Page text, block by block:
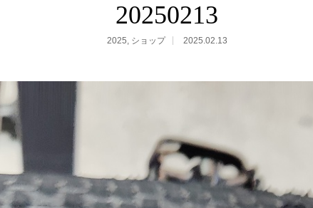
20250213
2025, ショップ 2025.02.13